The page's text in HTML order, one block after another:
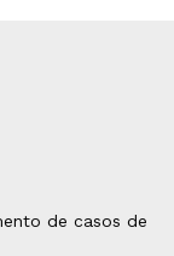
de casos de